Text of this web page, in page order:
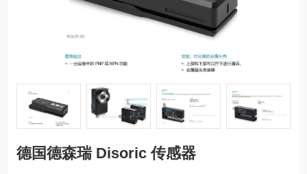
德国德森瑞 Disoric 传感器